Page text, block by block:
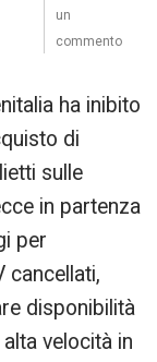
ha inibito
di
sulle
in partenza
per
cancellati,
disponibilità
velocità in
un
commento